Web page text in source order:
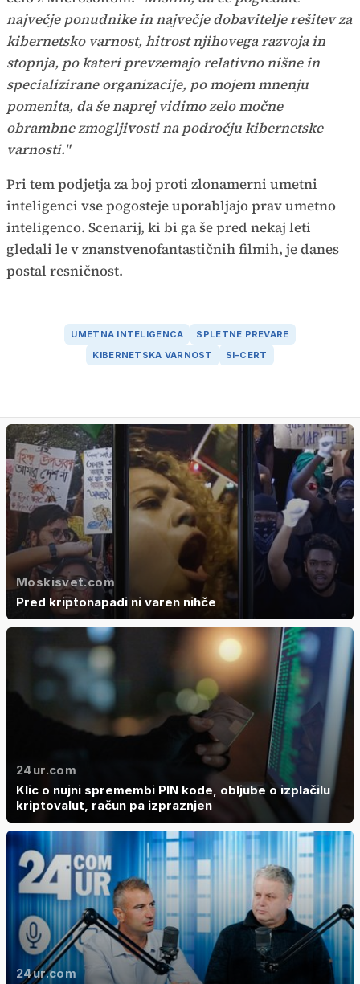
največje ponudnike in največje dobavitelje rešitev za
kibernetsko varnost, hitrost njihovega razvoja in
stopnja, po kateri prevzemajo relativno nišne in
specializirane organizacije, po mojem mnenju
pomenita, da še naprej vidimo zelo močne
obrambne zmogljivosti na področju kibernetske
varnosti."
Pri tem podjetja za boj proti zlonamerni umetni
inteligenci vse pogosteje uporabljajo prav umetno
inteligenco. Scenarij, ki bi ga še pred nekaj leti
gledali le v znanstvenofantastičnih filmih, je danes
postal resničnost.
UMETNA INTELIGENCA
SPLETNE PREVARE
KIBERNETSKA VARNOST
SI-CERT
Moskisvet.com
Pred kriptonapadi ni varen nihče
24ur.com
Klic o nujni spremembi PIN kode, obljube o izplačilu
kriptovalut, račun pa izpraznjen
24ur.com